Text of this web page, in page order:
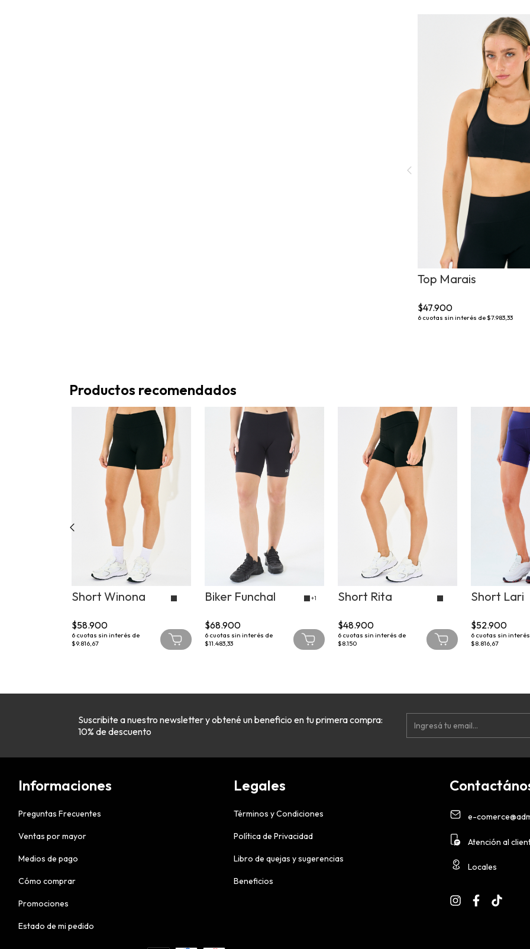
Top Marais
$47.900
6 cuotas sin interés de$7.983,33
Productos recomendados
Short Winona
$58.900
6 cuotas sin interés de
$9.816,67
Biker Funchal +1
$68.900
6 cuotas sin interés de
$11.483,33
Short Rita
$48.900
6 cuotas sin interés de
$8.150
Short Lari
$52.900
6 cuotas sin
$8.816,67
Suscribite a nuestro newsletter y obtené un beneficio en tu primera compra:
10% de descuento
Informaciones
Preguntas Frecuentes
Ventas por mayor
Medios de pago
Cómo comprar
Promociones
Estado de mi pedido
Legales
Términos y Condiciones
Política de Privacidad
Libro de quejas y sugerencias
Beneficios
e-
Atención al
Locales